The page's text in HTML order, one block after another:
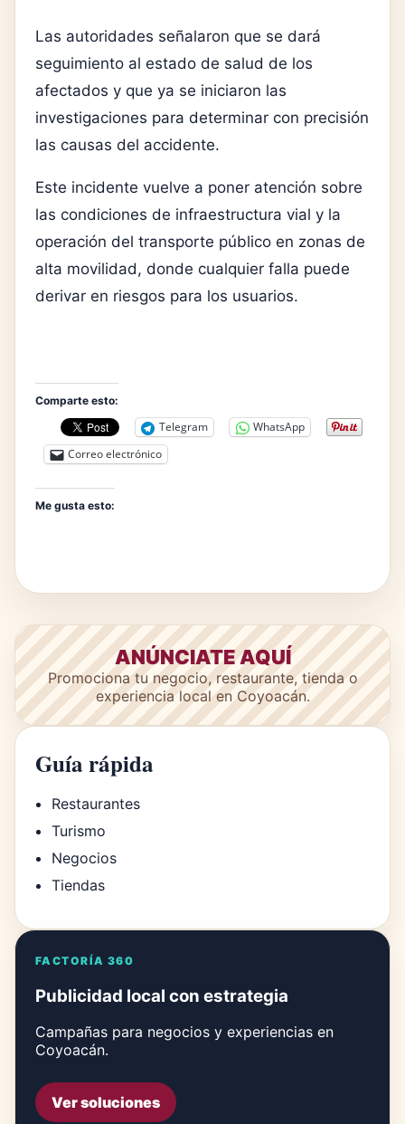
Las autoridades señalaron que se dará
seguimiento al estado de salud de los
afectados y que ya se iniciaron las
investigaciones para determinar con precisión
las causas del accidente.
Este incidente vuelve a poner atención sobre
las condiciones de infraestructura vial y la
operación del transporte público en zonas de
alta movilidad, donde cualquier falla puede
derivar en riesgos para los usuarios.
Comparte esto:
Telegram
WhatsApp
Correo electrónico
Me gusta esto:
ANÚNCIATE AQUÍ
Promociona tu negocio, restaurante, tienda o
experiencia local en Coyoacán.
Guía rápida
Restaurantes
Turismo
Negocios
Tiendas
FACTORÍA 360
Publicidad local con estrategia
Campañas para negocios y experiencias en
Coyoacán.
Ver soluciones